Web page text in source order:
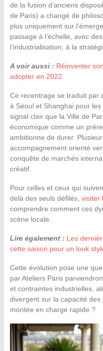
de la fusion d’anciens
de Paris) a changé de
plus uniquement sur
passage à l’échelle, avec
l’industrialisation, à la
A voir aussi : Réinventer
adopter en 2022
Ce recentrage se traduit par
à Séoul et Shanghai pour
signal clair que la Ville de
économique comme un
ambitionne de durer.
accompagnement orienté
conquête de marchés
créatif.
Pour celles et ceux qui
delà des seuls défilés, visiter
comprendre comment ces
scène locale.
Lire également : Les
cette saison pour un look
Cette évolution pose une
par Ateliers Paris
et contraintes industrielles,
divergent sur la capacité
montée en charge rapide ?